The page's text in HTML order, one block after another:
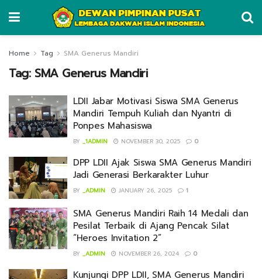
Home Tag SMA Generus Mandiri
Tag: SMA Generus Mandiri
LDII Jabar Motivasi Siswa SMA Generus
Mandiri Tempuh Kuliah dan Nyantri di
Ponpes Mahasiswa
BY _1ADMIN NOVEMBER 30, 2025 0
DPP LDII Ajak Siswa SMA Generus Mandiri
Jadi Generasi Berkarakter Luhur
BY _ADMIN JANUARY 26, 2025 1
SMA Generus Mandiri Raih 14 Medali dan
Pesilat Terbaik di Ajang Pencak Silat
“Heroes Invitation 2”
BY _ADMIN NOVEMBER 26, 2024 0
Kunjungi DPP LDII, SMA Generus Mandiri